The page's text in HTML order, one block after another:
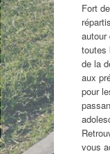
Fort
autour
toutes
de la
aux
pour
vous